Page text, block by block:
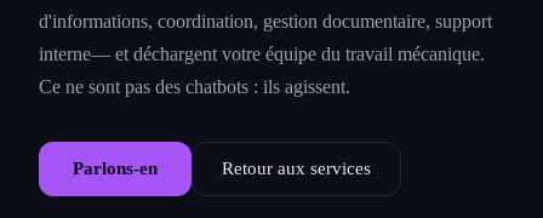
d'informations, coordination, gestion documentaire, support
interne— et déchargent votre équipe du travail mécanique.
Ce ne sont pas des chatbots : ils agissent.
Parlons-en Retour aux services